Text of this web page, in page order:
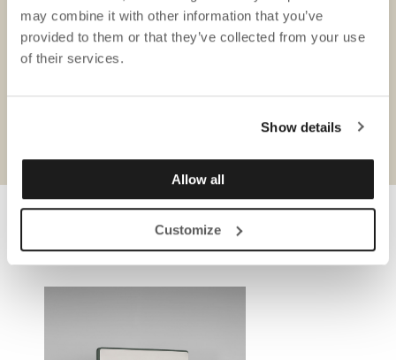
may combine it with other information that you’ve
provided to them or that they’ve collected from your use
of their services.
Show details
Allow all
Customize
NØDVENDIG TILBEHØR